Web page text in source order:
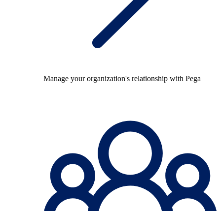
Manage your organization's relationship with Pega